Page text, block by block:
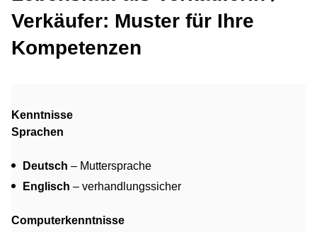
Verkäufer: Muster für Ihre
Kompetenzen
Kenntnisse
Sprachen
Deutsch – Muttersprache
Englisch – verhandlungssicher
Computerkenntnisse